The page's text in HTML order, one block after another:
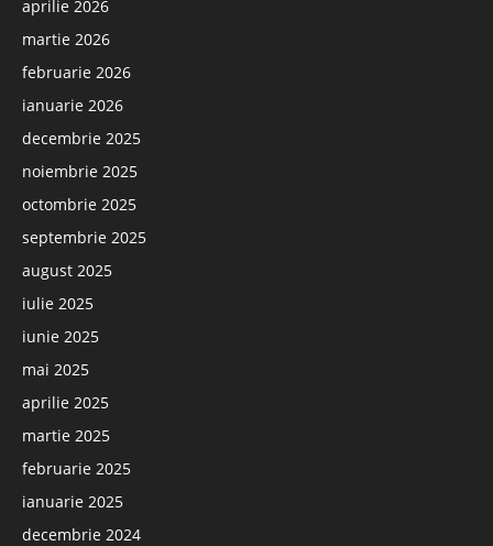
aprilie 2026
martie 2026
februarie 2026
ianuarie 2026
decembrie 2025
noiembrie 2025
octombrie 2025
septembrie 2025
august 2025
iulie 2025
iunie 2025
mai 2025
aprilie 2025
martie 2025
februarie 2025
ianuarie 2025
decembrie 2024